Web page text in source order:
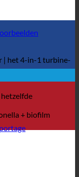
| het 4-in-1 turbine-
+ biofilm